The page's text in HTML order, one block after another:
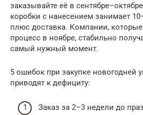
заказывайте её в
коробки с нанесением занимает
плюс доставка. Компании,
процесс в ноябре, стабильно
самый нужный момент.
5 ошибок при закупке новогодней
приводят к дефициту:
Заказ за 2–3 недели до